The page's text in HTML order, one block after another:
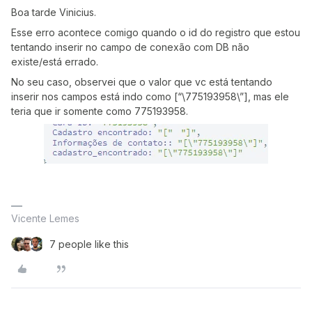
Boa tarde Vinicius.
Esse erro acontece comigo quando o id do registro que estou
tentando inserir no campo de conexão com DB não
existe/está errado.
No seu caso, observei que o valor que vc está tentando
inserir nos campos está indo como [“\775193958\”], mas ele
teria que ir somente como 775193958.
Vicente Lemes
7 people like this